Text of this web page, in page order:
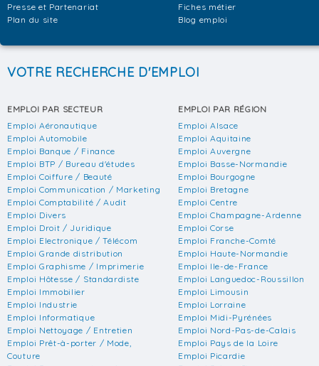
Presse et Partenariat
Plan du site
Fiches métier
Blog emploi
VOTRE RECHERCHE D'EMPLOI
EMPLOI PAR SECTEUR
Emploi Aéronautique
Emploi Automobile
Emploi Banque / Finance
Emploi BTP / Bureau d'études
Emploi Coiffure / Beauté
Emploi Communication / Marketing
Emploi Comptabilité / Audit
Emploi Divers
Emploi Droit / Juridique
Emploi Electronique / Télécom
Emploi Grande distribution
Emploi Graphisme / Imprimerie
Emploi Hôtesse / Standardiste
Emploi Immobilier
Emploi Industrie
Emploi Informatique
Emploi Nettoyage / Entretien
Emploi Prêt-à-porter / Mode,
Couture
EMPLOI PAR RÉGION
Emploi Alsace
Emploi Aquitaine
Emploi Auvergne
Emploi Basse-Normandie
Emploi Bourgogne
Emploi Bretagne
Emploi Centre
Emploi Champagne-Ardenne
Emploi Corse
Emploi Franche-Comté
Emploi Haute-Normandie
Emploi Ile-de-France
Emploi Languedoc-Roussillon
Emploi Limousin
Emploi Lorraine
Emploi Midi-Pyrénées
Emploi Nord-Pas-de-Calais
Emploi Pays de la Loire
Emploi Picardie